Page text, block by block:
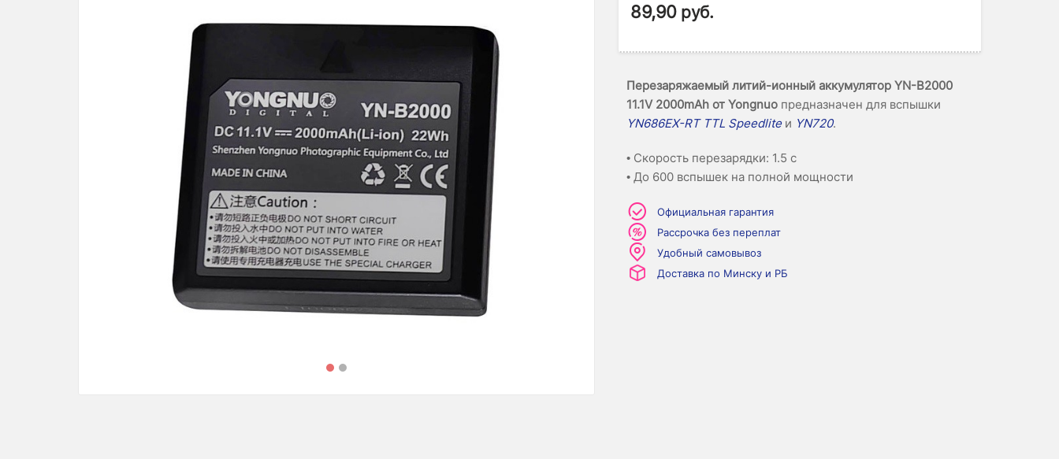
89,90 руб.
Перезаряжаемый литий-ионный аккумулятор YN-B2000
11.1V 2000mAh от Yongnuo предназначен для вспышки
YN686EX-RT TTL Speedliteи YN720.
• Скорость перезарядки: 1.5 с
• До 600 вспышек на полной мощности
Официальная гарантия
Рассрочка без переплат
Удобный самовывоз
Доставка по Минску и РБ